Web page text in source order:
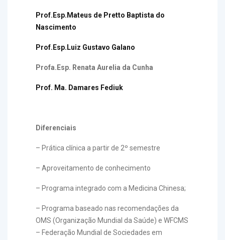
Prof.Esp.Mateus de Pretto Baptista do
Nascimento
Prof.Esp.Luiz Gustavo Galano
Profa.Esp. Renata Aurelia da Cunha
Prof. Ma. Damares Fediuk
Diferenciais
– Prática clínica a partir de 2º semestre
– Aproveitamento de conhecimento
– Programa integrado com a Medicina Chinesa;
– Programa baseado nas recomendações da
OMS (Organização Mundial da Saúde) e WFCMS
– Federação Mundial de Sociedades em